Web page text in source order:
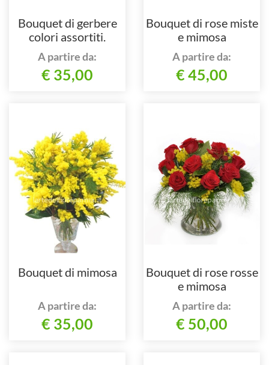
Bouquet di gerbere
colori assortiti.
A partire da:
€ 35,00
Bouquet di rose miste
e mimosa
A partire da:
€ 45,00
Bouquet di mimosa
A partire da:
€ 35,00
Bouquet di rose rosse
e mimosa
A partire da:
€ 50,00